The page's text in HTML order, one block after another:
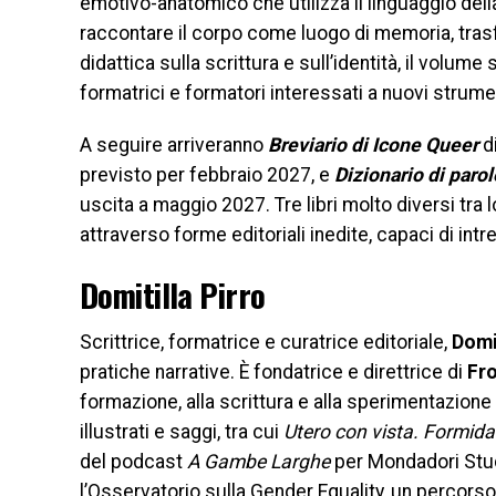
raccontare il corpo come luogo di memoria,
didattica sulla scrittura e sull’identità, il
formatrici e formatori interessati a nuovi
A seguire arriveranno Breviario di Icone Queer
previsto per febbraio 2027, e Dizionario di
uscita a maggio 2027. Tre libri molto diversi
attraverso forme editoriali inedite, capaci di
Domitilla Pirro
Scrittrice, formatrice e curatrice editoriale,
pratiche narrative. È fondatrice e direttrice di
formazione, alla scrittura e alla
illustrati e saggi, tra cui Utero con vista.
del podcast A Gambe Largheper Mondadori
l’Osservatorio sulla Gender Equality, un